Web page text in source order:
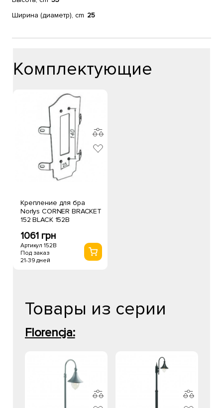
Ширина (диаметр), cm 25
Комплектующие
Крепление для бра
Norlys CORNER BRACKET
152 BLACK 152B
1061 грн
Артикул 152B
Под заказ
21-39 дней
Товары из серии
Florencja: